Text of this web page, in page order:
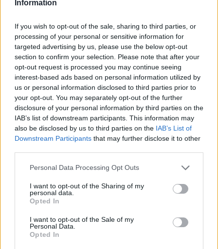
Information
If you wish to opt-out of the sale, sharing to third parties, or
processing of your personal or sensitive information for
targeted advertising by us, please use the below opt-out
section to confirm your selection. Please note that after your
opt-out request is processed you may continue seeing
interest-based ads based on personal information utilized by
us or personal information disclosed to third parties prior to
your opt-out. You may separately opt-out of the further
disclosure of your personal information by third parties on the
IAB’s list of downstream participants. This information may
also be disclosed by us to third parties on the IAB’s List of
Downstream Participants that may further disclose it to other
Personal Data Processing Opt Outs
I want to opt-out of the Sharing of my
personal data.
Opted In
I want to opt-out of the Sale of my
Personal Data.
Opted In
Paroles + Traduction
dark fantasy
Dire «merci» pour cette traduction Corriger une erreur